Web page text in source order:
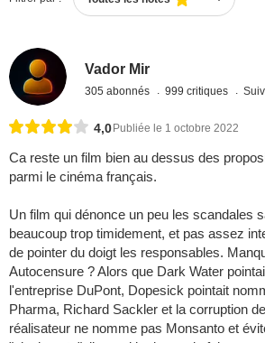
Vador Mir
305 abonnés 999 critiques
4,0 Publiée le 1 octobre 2022
Ca reste un film bien au dessus des
parmi le cinéma français.
Un film qui dénonce un peu les scandales
beaucoup trop timidement, et pas assez
de pointer du doigt les responsables.
Autocensure ? Alors que Dark Water
l'entreprise DuPont, Dopesick pointait
Pharma, Richard Sackler et la corruption
réalisateur ne nomme pas Monsanto et